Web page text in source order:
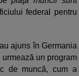
federal pentru
ajuns în Germania
un program
de muncă, cum a